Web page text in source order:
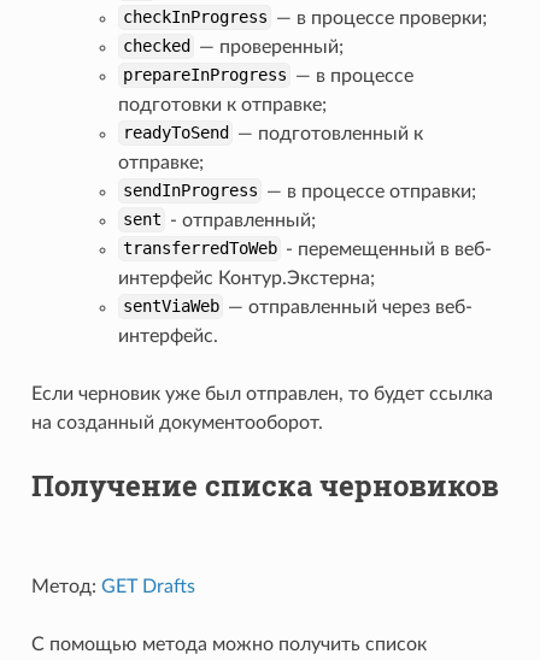
checkInProgress — в процессе проверки;
checked
— проверенный;
prepareInProgress — в процессе
подготовки к отправке;
readyToSend
— подготовленный к
отправке;
sendInProgress — в процессе отправки;
sent - отправленный;
transferredToWeb - перемещенный в веб-
интерфейс Контур.Экстерна;
sentViaWeb — отправленный через веб-
интерфейс.
Если черновик уже был отправлен, то будет ссылка
на созданный документооборот.
Получение списка черновиков
Метод: GET Drafts
С помощью метода можно получить список